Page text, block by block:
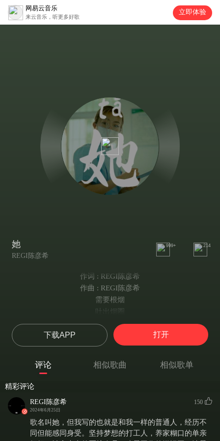
网易云音乐
来云音乐，听更多好歌
立即体验
她
REGI陈彦希
999+ 214
作词 : REGI陈彦希
作曲 : REGI陈彦希
需要根烟
吐出烟圈
心里的愁绪可以写三篇
进口的价值是一包三千
忘掉你模样我只需三天
漫游山间
想象中包下了末班环线
需要点钱
下载APP 打开
评论 相似歌曲 相似歌单
精彩评论
REGI陈彦希
2024年6月25日
150
歌名叫她，但我写的也就是和我一样的普通人，经历不
同但能感同身受。坚持梦想的打工人，养家糊口的单亲